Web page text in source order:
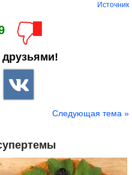
Источник
Следующая тема »